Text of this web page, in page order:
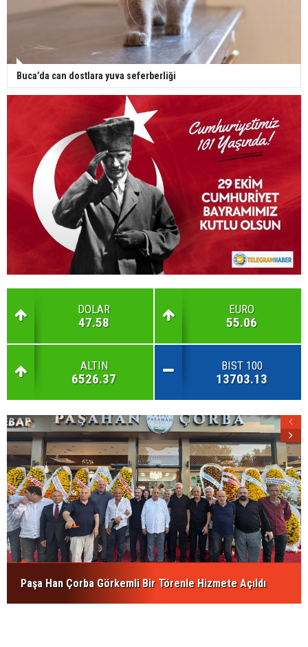
Buca’da can dostlara yuva seferberliği
DOLAR
47.58
EURO
55.06
ALTIN
6526.37
BIST 100
13703.13
Paşa Han Çorba Görkemli Bir Törenle Hizmete Açıldı